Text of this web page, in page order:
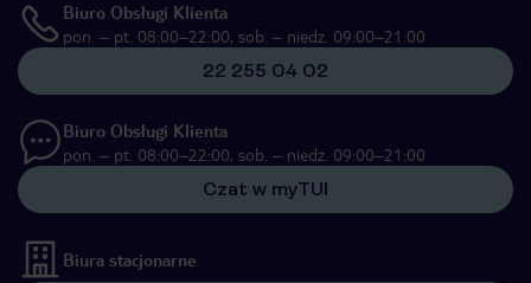
Biuro Obsługi Klienta
pon. – pt. 08:00–22:00, sob. – niedz. 09:00–21:00
22 255 04 02
Biuro Obsługi Klienta
pon. – pt. 08:00–22:00, sob. – niedz. 09:00–21:00
Czat w myTUI
Biura stacjonarne